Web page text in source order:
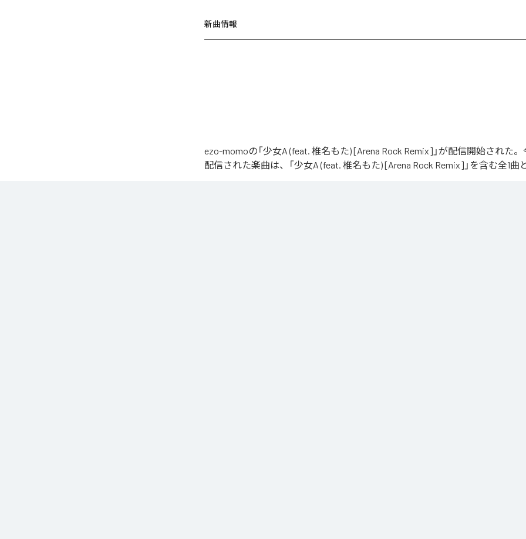
新曲情報
ezo-momoの「少女A (feat. 椎名もた) [Arena Rock Remix]」が配信開始された
配信された楽曲は、「少女A (feat. 椎名もた) [Arena Rock Remix]」を含む全1曲